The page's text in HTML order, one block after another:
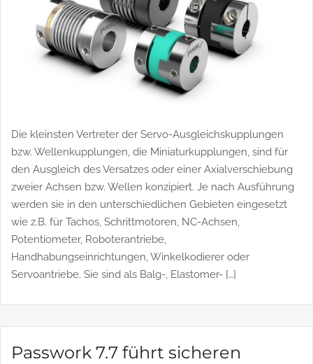
Die kleinsten Vertreter der Servo-Ausgleichskupplungen
bzw. Wellenkupplungen, die Miniaturkupplungen, sind für
den Ausgleich des Versatzes oder einer Axialverschiebung
zweier Achsen bzw. Wellen konzipiert. Je nach Ausführung
werden sie in den unterschiedlichen Gebieten eingesetzt
wie z.B. für Tachos, Schrittmotoren, NC-Achsen,
Potentiometer, Roboterantriebe,
Servoantriebe. Sie sind als Balg-, Elastomer- […]